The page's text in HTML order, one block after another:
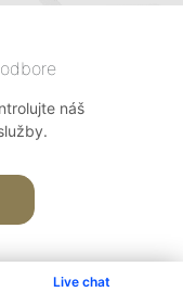
Live chat
náš